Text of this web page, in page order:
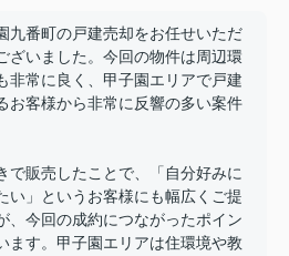
九番町の戸建売却をお任せいただ
ざいました。今回の物件は周辺環
非常に良く、甲子園エリアで戸建
お客様から非常に反響の多い案件
で販売したことで、「自分好みに
い」というお客様にも幅広くご提
、今回の成約につながったポイン
ます。甲子園エリアは住環境や教